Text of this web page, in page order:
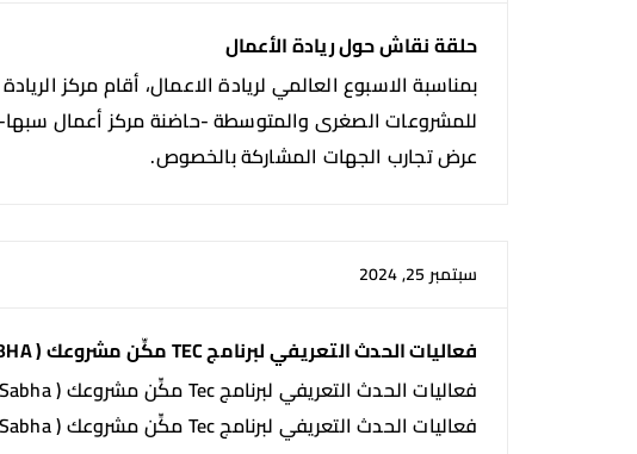
حلقة نقاش حول ريادة الأعمال
للمشروعات الصغرى والمتوسطة -حاضنة مركز أعمال سبها-
عرض تجارب الجهات المشاركة بالخصوص.
سبتمبر 25, 2024
فعاليات الحدث التعريفي لبرنامج TEC مكِّن مشروعك ( ROADSHOW SABHA )
فعاليات الحدث التعريفي لبرنامج Tec مكِّن مشروعك ( Roadshow Sabha )
فعاليات الحدث التعريفي لبرنامج Tec مكِّن مشروعك ( Roadshow Sabha )